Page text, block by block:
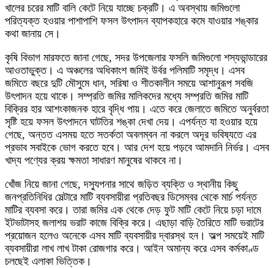
খালের চরের মাটি বালি কেটে নিয়ে যাচ্ছে চক্রটি। এ অবস্থায় জমিগুলো
পরিত্যক্ত হওয়ার পাশাপাশি ফসল উৎপাদন ব্যাপকহারে কমে যাওয়ার শঙ্কার
কথা জানায় সে।
কৃষি বিভাগ মারফতে জানা গেছে, সদর উপজেলার ফসলি জমিগুলো শস্যভান্ডারের
আওতাভুক্ত। এ অঞ্চলের অধিকাংশ জমিই উর্বর পলিমাটি সমৃদ্ধ। এসব
জমিতে বছরে দুটি মৌসুমে ধান, সরিষা ও শীতকালীন সময়ে আশানুরূপ সবজি
উৎপাদন হয়ে থাকে। সম্প্রতি জমির মালিকদের মধ্যে সম্প্রতি জমির মাটি
বিক্রির হার আশংকাজনক হারে বৃদ্ধি পায়। এতে করে জেলাতে জমিতে অনুর্বরতা
সৃষ্টি হয়ে ফসল উৎপাদনে ঘাটতির শঙ্কা দেখা দেয়। এপর্যন্ত যা হওয়ার হয়ে
গেছে, অন্তত এসময় হতে সতর্কতা অবলম্বন না করলে অদূর ভবিষ্যতে এর
প্রভাব সবাইকে ভোগ করতে হবে। আর দেশ হয়ে পড়বে আমদানি নির্ভর। এসব
খাদ্য পণ্যের ক্রয় ক্ষমতা সাধারণ মানুষের থাকবে না।
খোঁজ নিয়ে জানা গেছে, দস্যুপনার সাথে জড়িত ব্যক্তি ও স্থানীয় কিছু
জনপ্রতিনিধির সেল্টারে মাটি ব্যবসায়ীরা প্রতিবছর ডিসেম্বর থেকে মার্চ পর্যন্ত
মাটির ব্যবসা করে। তারা জমির এক থেকে দেড় ফুট মাটি কেটে নিয়ে চড়া দামে
ইটভাটাসহ জলাশয় ভরাট কাজে বিক্রি করে। এছাড়া বাড়ি তৈরিতে মাটি ভরাটের
প্রয়োজন হলেও অনেকে এসব মাটি ব্যবসায়ীর দ্বারস্থ হন। অল্প সময়েই মাটি
ব্যবসায়ীরা লাখ লাখ টাকা রোজগার করে। আইন অমান্য করে এসব কর্মকাণ্ড
চলছেই এলাকা ভিত্তিক।